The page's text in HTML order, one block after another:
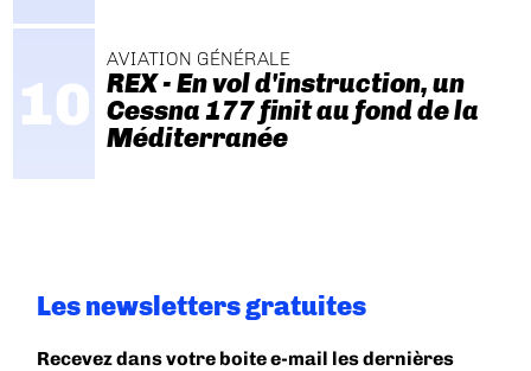
AVIATION GÉNÉRALE
REX - En vol d'instruction, un
Cessna 177 finit au fond de la
Méditerranée
Les newsletters gratuites
Recevez dans votre boite e-mail les dernières